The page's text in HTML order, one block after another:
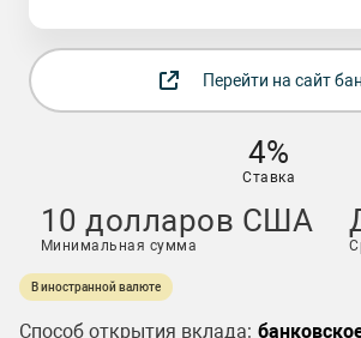
Перейти на сайт
4%
Ставка
10 долларов США
Минимальная сумма
В иностранной валюте
Способ открытия вклада: